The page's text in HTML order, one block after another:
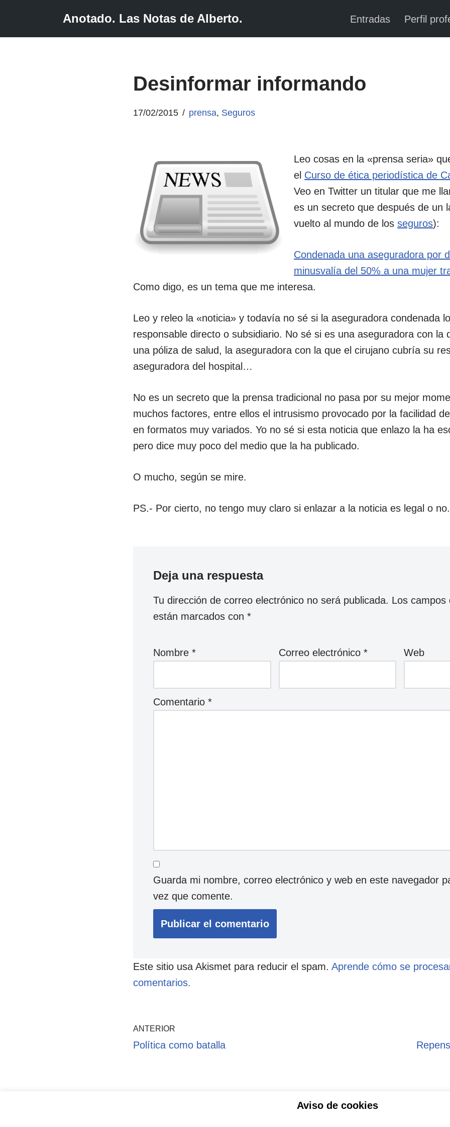
Anotado. Las Notas de Alberto. Entradas Perfil
Desinformar informando
17/02/2015 prensa, Seguros
Leo cosas en la «prensa seria»
el Curso de ética periodística de
Veo en Twitter un titular que me
es un secreto que después de un
vuelto al mundo de losseguros):
Condenada una aseguradora por
minusvalía del 50% a una mujer
Como digo, es un tema que me interesa.
Leo y releo la «noticia» y todavía no sé si la aseguradora condenada
responsable directo o subsidiario. No sé si es una aseguradora con la
una póliza de salud, la aseguradora con la que el cirujano cubría su
aseguradora del hospital…
No es un secreto que la prensa tradicional no pasa por su mejor
muchos factores, entre ellos el intrusismo provocado por la facilidad
en formatos muy variados. Yo no sé si esta noticia que enlazo la ha
pero dice muy poco del medio que la ha publicado.
O mucho, según se mire.
PS.- Por cierto, no tengo muy claro si enlazar a la noticia es legal o no.
Deja una respuesta
Tu dirección de correo electrónico no será publicada. Los campos
están marcados con*
Nombre* Correo electrónico * Web
Comentario*
Guarda mi nombre, correo electrónico y web en este navegador
vez que comente.
Este sitio usa Akismet para reducir el spam.Aprende cómo se
comentarios.
ANTERIOR
Política como batalla
Aviso de cookies